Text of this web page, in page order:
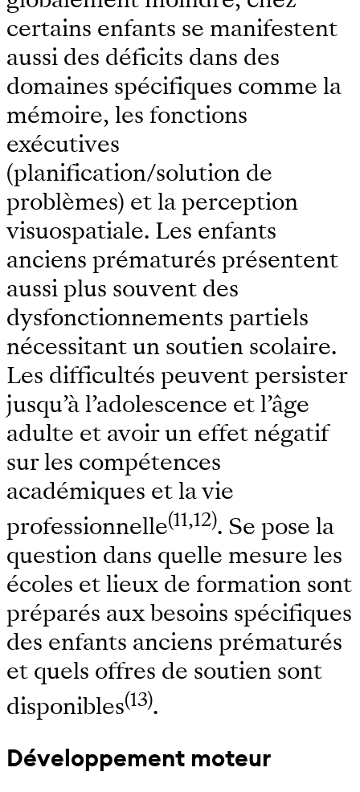
certains enfants se manifestent
aussi des déficits dans des
domaines spécifiques comme la
mémoire, les fonctions
exécutives
(planification/solution de
problèmes) et la perception
visuospatiale. Les enfants
anciens prématurés présentent
aussi plus souvent des
dysfonctionnements partiels
nécessitant un soutien scolaire.
Les difficultés peuvent persister
jusqu’à l’adolescence et l’âge
adulte et avoir un effet négatif
sur les compétences
académiques et la vie
professionnelle(11,12). Se pose la
question dans quelle mesure les
écoles et lieux de formation sont
préparés aux besoins spécifiques
des enfants anciens prématurés
et quels offres de soutien sont
disponibles(13).
Développement moteur